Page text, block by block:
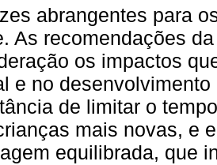
abrangentes para
As recomendações
os impactos
e no
de limitar o
mais novas, e
equilibrada, que